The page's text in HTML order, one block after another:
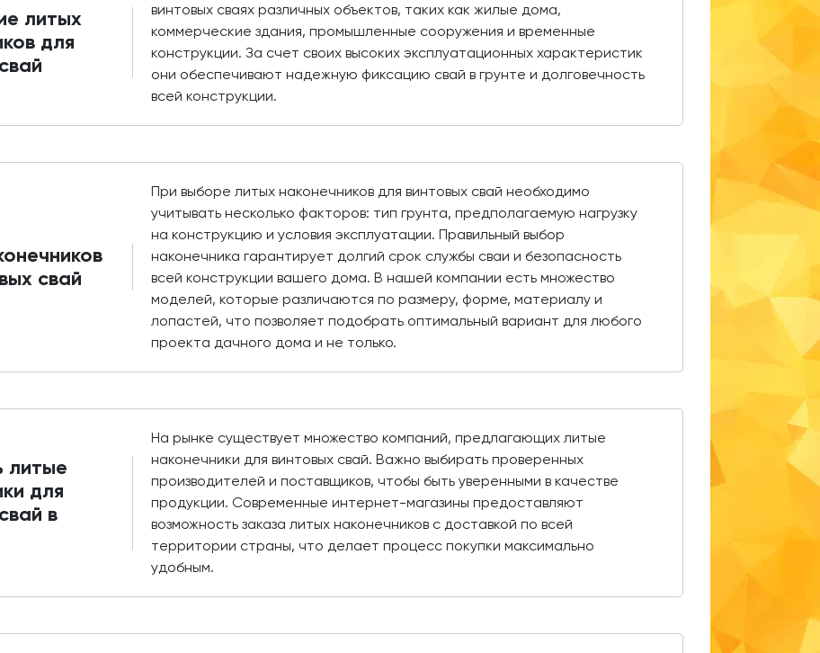
литых
для
винтовых сваях различных объектов, таких как жилые дома,
коммерческие здания, промышленные сооружения и временные
конструкции. За счет своих высоких эксплуатационных характеристик
они обеспечивают надежную фиксацию свай в грунте и долговечность
всей конструкции.
свай
При выборе литых наконечников для винтовых свай необходимо
учитывать несколько факторов: тип грунта, предполагаемую нагрузку
на конструкцию и условия эксплуатации. Правильный выбор
наконечника гарантирует долгий срок службы сваи и безопасность
всей конструкции вашего дома. В нашей компании есть множество
моделей, которые различаются по размеру, форме, материалу и
лопастей, что позволяет подобрать оптимальный вариант для любого
проекта дачного дома и не только.
литые
для
в
На рынке существует множество компаний, предлагающих литые
наконечники для винтовых свай. Важно выбирать проверенных
производителей и поставщиков, чтобы быть уверенными в качестве
продукции. Современные интернет-магазины предоставляют
возможность заказа литых наконечников с доставкой по всей
территории страны, что делает процесс покупки максимально
удобным.